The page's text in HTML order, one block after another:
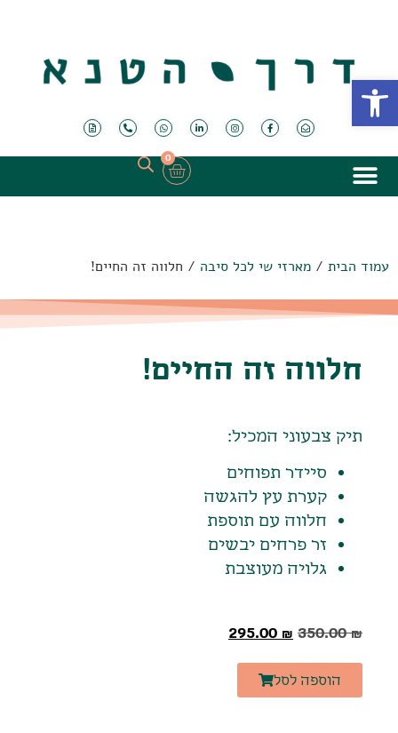
פתח סרגל נגישות
0
עמוד הבית / מארזי שי לכל סיבה / חלווה זה החיים!
חלווה זה החיים!
תיק צבעוני המכיל:
סיידר תפוחים
קערת עץ להגשה
חלווה עם תוספת
זר פרחים יבשים
גלויה מעוצבת
350.00₪
295.00 ₪
הוספה לסל